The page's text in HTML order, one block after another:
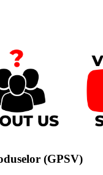
(GPSV)